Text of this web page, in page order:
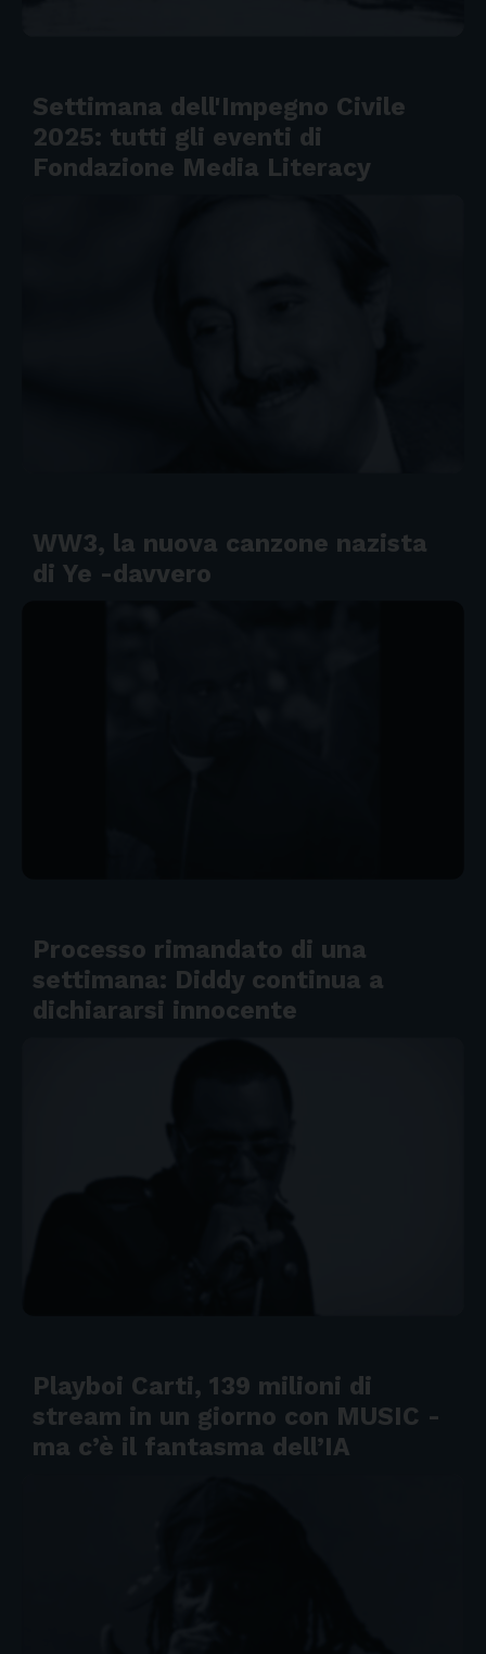
Settimana dell'Impegno Civile
2025: tutti gli eventi di
Fondazione Media Literacy
WW3, la nuova canzone nazista
di Ye -davvero
Processo rimandato di una
settimana: Diddy continua a
dichiararsi innocente
Playboi Carti, 139 milioni di
stream in un giorno con MUSIC -
ma c’è il fantasma dell’IA